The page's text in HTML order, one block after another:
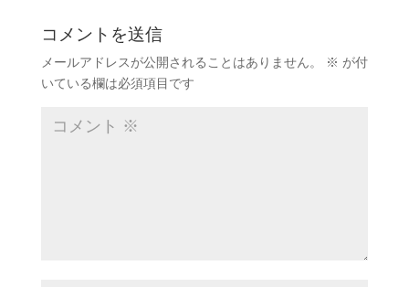
コメントを送信
メールアドレスが公開されることはありません。 ※ が付
いている欄は必須項目です